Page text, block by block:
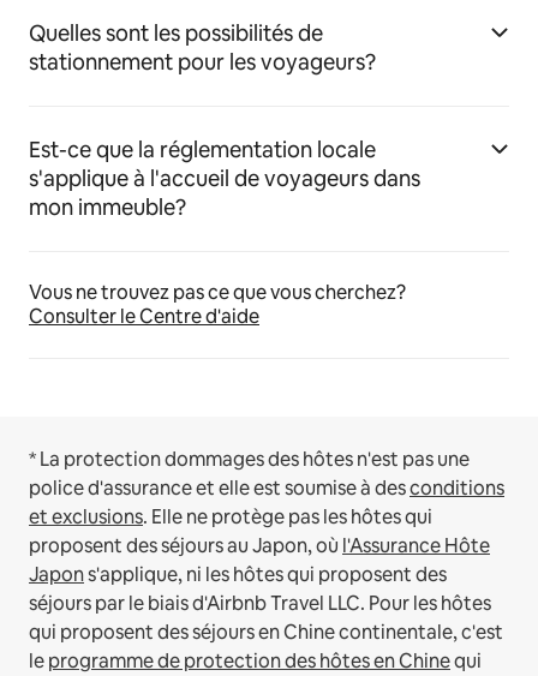
Quelles sont les possibilités de
stationnement pour les voyageurs?
Est-ce que la réglementation locale
s'applique à l'accueil de voyageurs dans
mon immeuble?
Vous ne trouvez pas ce que vous cherchez?
Consulter le Centre d'aide
* La protection dommages des hôtes n'est pas une
police d'assurance et elle est soumise à desconditions
et exclusions. Elle ne protège pas les hôtes qui
proposent des séjours au Japon, où l'Assurance Hôte
Japons'applique, ni les hôtes qui proposent des
séjours par le biais d'Airbnb Travel LLC. Pour les hôtes
qui proposent des séjours en Chine continentale, c'est
leprogramme de protection des hôtes en Chinequi